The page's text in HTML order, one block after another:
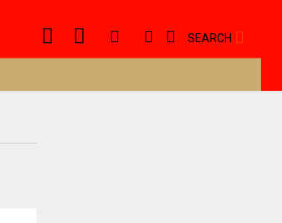
SEARCH